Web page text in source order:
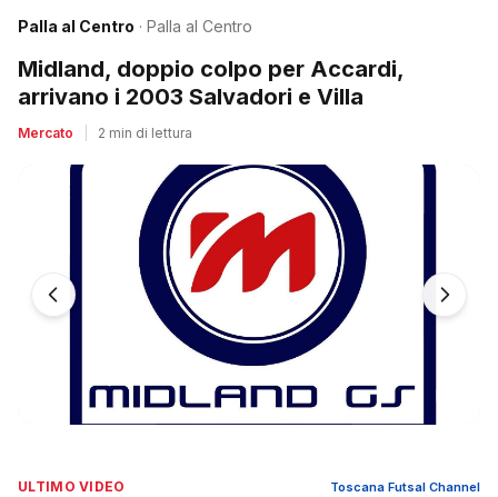
Palla al Centro · Palla al Centro
Midland, doppio colpo per Accardi,
arrivano i 2003 Salvadori e Villa
Mercato 2 min di lettura
ULTIMO VIDEO Toscana Futsal Channel